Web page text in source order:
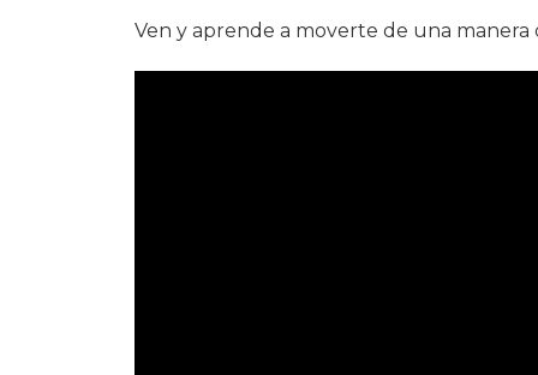
Ven y aprende a moverte de una manera